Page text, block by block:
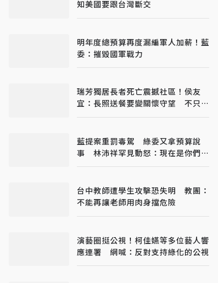
知美國要跟台灣斷交
明年度總預算再度漏編軍人加薪！藍
委：摧毀國軍戰力
瑞芳獨居長者死亡震撼社區！侯友
宜：長照送餐要變關懷守望 不只是
送餐
藍提案重罰毒駕 綠委又拿預算說
事 林沛祥罕見動怒：現在是你們在
治理國家
台中教師遭學生攻擊恐失明 教團：
不能再讓老師用肉身擋危險
演藝圈挺公視！柯佳嬿等多位藝人響
應連署 網喊：反對支持綠化的公視